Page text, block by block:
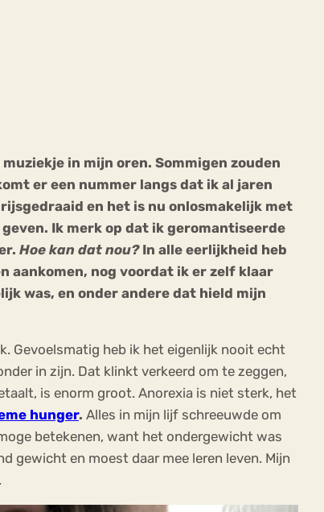
in mijn oren. Sommigen zouden
er een nummer langs dat ik al jaren
en het is nu onlosmakelijk met
Ik merk op dat ik geromantiseerde
Hoe kan dat nou? In alle eerlijkheid heb
aankomen, nog voordat ik er zelf klaar
was, en onder andere dat hield mijn
Gevoelsmatig heb ik het eigenlijk nooit echt
in zijn. Dat klinkt verkeerd om te zeggen,
is enorm groot. Anorexia is niet sterk, het
hunger. Alles in mijn lijf schreeuwde om
betekenen, want het ondergewicht was
gewicht en moest daar mee leren leven. Mijn